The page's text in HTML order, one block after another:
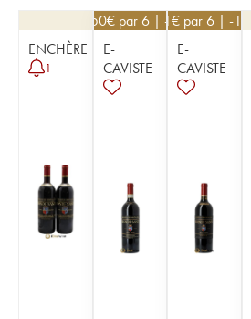
ENCHÈRE
1
193,50€ par 6 | -10%
E-
CAVISTE
531€ par 6 | -10%
E-
CAVISTE